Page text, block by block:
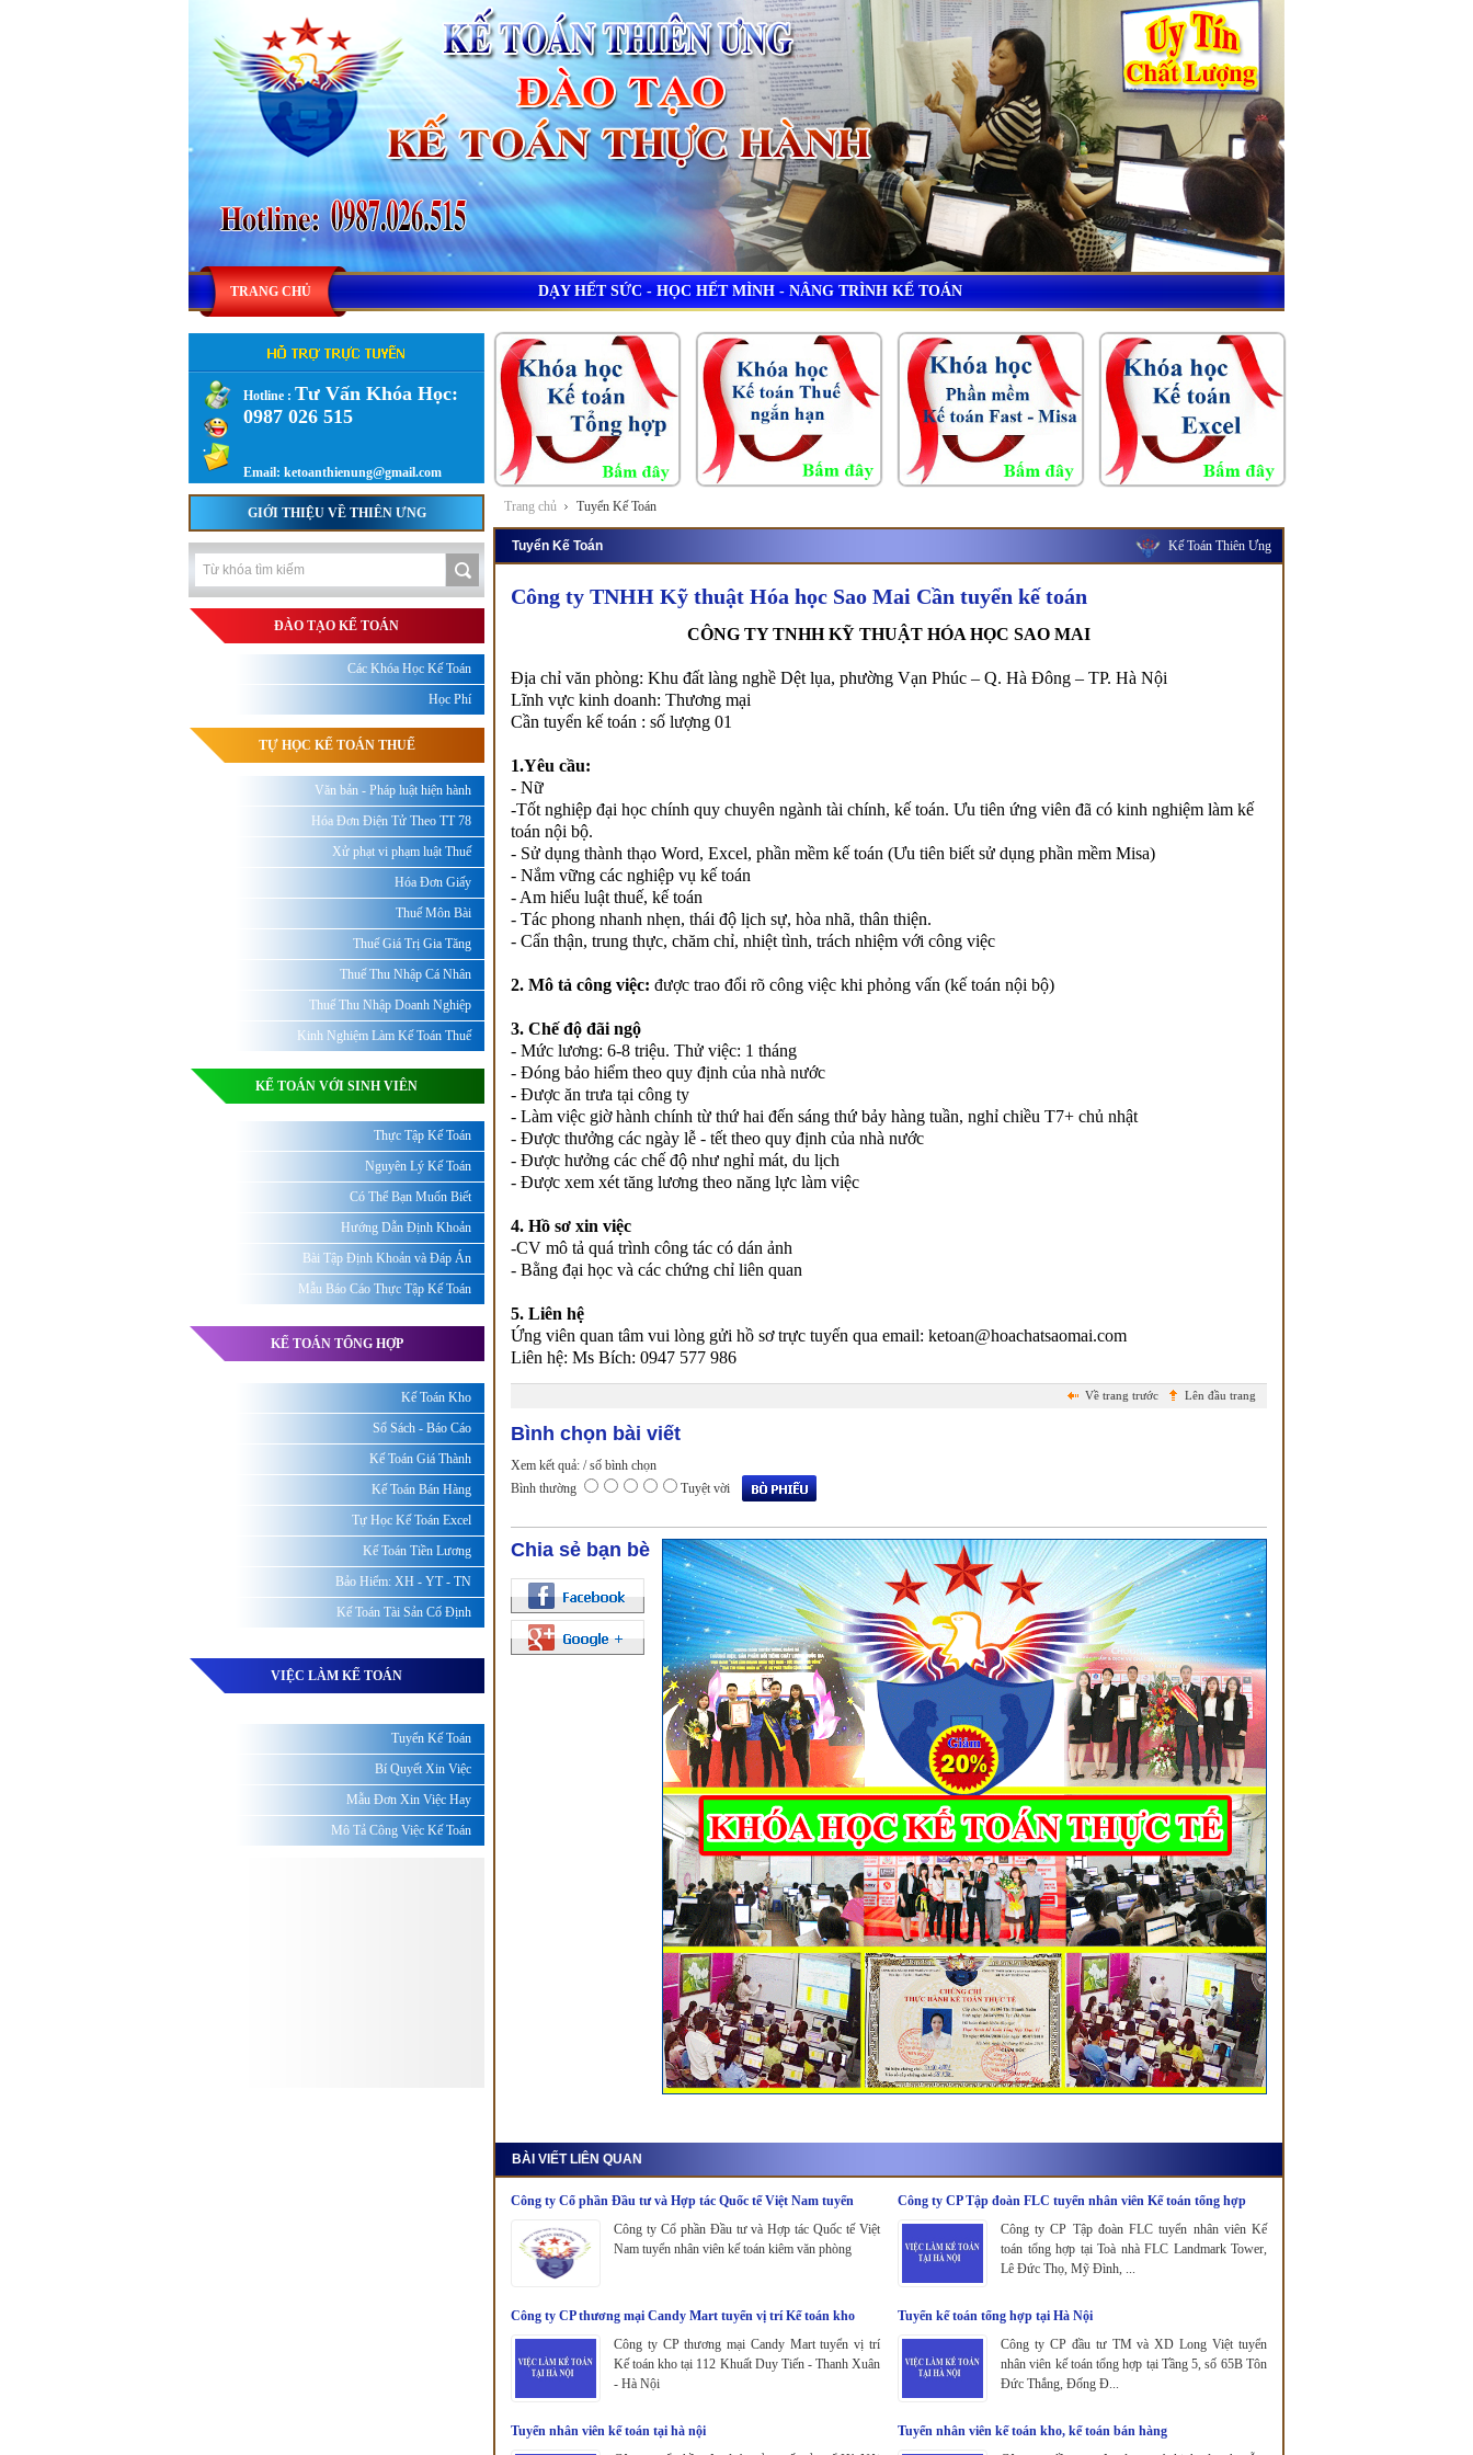
DẠY HẾT SỨC - HỌC HẾT MÌNH - NÂNG TRÌNH KẾ TOÁN
TRANG CHỦ
Trang chủ Tuyển Kế Toán
Tuyển Kế Toán Kế Toán Thiên Ưng
Công ty TNHH Kỹ thuật Hóa học Sao Mai Cần tuyển kế toán
CÔNG TY TNHH KỸ THUẬT HÓA HỌC SAO MAI
Địa chỉ văn phòng: Khu đất làng nghề Dệt lụa, phường Vạn Phúc – Q. Hà Đông – TP. Hà Nội
Lĩnh vực kinh doanh: Thương mại
Cần tuyển kế toán : số lượng 01
1.Yêu cầu:
- Nữ
-Tốt nghiệp đại học chính quy chuyên ngành tài chính, kế toán. Ưu tiên ứng viên đã có kinh nghiệm làm kế
toán nội bộ.
- Sử dụng thành thạo Word, Excel, phần mềm kế toán (Ưu tiên biết sử dụng phần mềm Misa)
- Nắm vững các nghiệp vụ kế toán
- Am hiểu luật thuế, kế toán
- Tác phong nhanh nhẹn, thái độ lịch sự, hòa nhã, thân thiện.
- Cẩn thận, trung thực, chăm chỉ, nhiệt tình, trách nhiệm với công việc
2. Mô tả công việc: được trao đổi rõ công việc khi phỏng vấn (kế toán nội bộ)
3. Chế độ đãi ngộ
- Mức lương: 6-8 triệu. Thử việc: 1 tháng
- Đóng bảo hiểm theo quy định của nhà nước
- Được ăn trưa tại công ty
- Làm việc giờ hành chính từ thứ hai đến sáng thứ bảy hàng tuần, nghỉ chiều T7+ chủ nhật
- Được thưởng các ngày lễ - tết theo quy định của nhà nước
- Được hưởng các chế độ như nghỉ mát, du lịch
- Được xem xét tăng lương theo năng lực làm việc
4. Hồ sơ xin việc
-CV mô tả quá trình công tác có dán ảnh
- Bằng đại học và các chứng chỉ liên quan
5. Liên hệ
Ứng viên quan tâm vui lòng gửi hồ sơ trực tuyến qua email: ketoan@hoachatsaomai.com
Liên hệ: Ms Bích: 0947 577 986
Lên đầu trang
Về trang trước
Bình chọn bài viết
Xem kết quả: / số bình chọn
Bình thường
Tuyệt vời
Chia sẻ bạn bè
BÀI VIẾT LIÊN QUAN
Công ty Cổ phần Đầu tư và Hợp tác Quốc tế Việt Nam tuyển
Công ty Cổ phần Đầu tư và Hợp tác Quốc tế Việt
Nam tuyển nhân viên kế toán kiêm văn phòng
Công ty CP Tập đoàn FLC tuyển nhân viên Kế toán tổng hợp
Công ty CP Tập đoàn FLC tuyển nhân viên Kế
toán tổng hợp tại Toà nhà FLC Landmark Tower,
Lê Đức Thọ, Mỹ Đình, ...
Công ty CP thương mại Candy Mart tuyển vị trí Kế toán kho
Công ty CP thương mại Candy Mart tuyển vị trí
Kế toán kho tại 112 Khuất Duy Tiến - Thanh Xuân
- Hà Nội
Tuyển kế toán tổng hợp tại Hà Nội
Công ty CP đầu tư TM và XD Long Việt tuyển
nhân viên kế toán tổng hợp tại Tầng 5, số 65B Tôn
Đức Thắng, Đống Đ...
Tuyển nhân viên kế toán tại hà nội
Tuyển nhân viên kế toán kho, kế toán bán hàng
Hotline : Tư Vấn Khóa Học:
0987 026 515
.
Email: ketoanthienung@gmail.com
GIỚI THIỆU VỀ THIÊN ƯNG
ĐÀO TẠO KẾ TOÁN
Các Khóa Học Kế Toán
Học Phí
TỰ HỌC KẾ TOÁN THUẾ
Văn bản - Pháp luật hiện hành
Hóa Đơn Điện Tử Theo TT 78
Xử phạt vi phạm luật Thuế
Hóa Đơn Giấy
Thuế Môn Bài
Thuế Giá Trị Gia Tăng
Thuế Thu Nhập Cá Nhân
Thuế Thu Nhập Doanh Nghiệp
Kinh Nghiệm Làm Kế Toán Thuế
KẾ TOÁN VỚI SINH VIÊN
Thực Tập Kế Toán
Nguyên Lý Kế Toán
Có Thể Bạn Muốn Biết
Hướng Dẫn Định Khoản
Bài Tập Định Khoản và Đáp Án
Mẫu Báo Cáo Thực Tập Kế Toán
KẾ TOÁN TỔNG HỢP
Kế Toán Kho
Sổ Sách - Báo Cáo
Kế Toán Giá Thành
Kế Toán Bán Hàng
Tự Học Kế Toán Excel
Kế Toán Tiền Lương
Bảo Hiểm: XH - YT - TN
Kế Toán Tài Sản Cố Định
VIỆC LÀM KẾ TOÁN
Tuyển Kế Toán
Bí Quyết Xin Việc
Mẫu Đơn Xin Việc Hay
Mô Tả Công Việc Kế Toán